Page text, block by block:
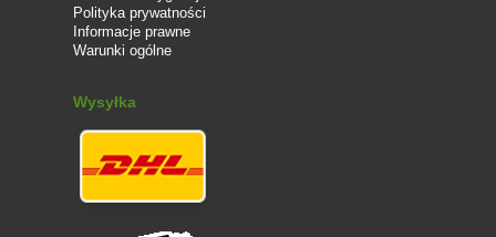
Polityka prywatności
Informacje prawne
Warunki ogólne
Wysyłka